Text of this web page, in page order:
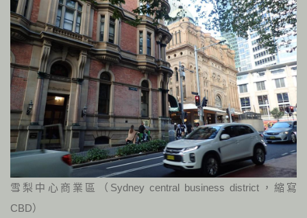
雪梨中心商業區（Sydney central business district，縮寫
CBD）